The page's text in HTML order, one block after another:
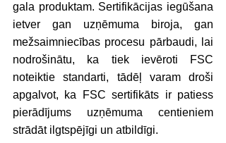
gala produktam. Sertifikācijas iegūšana
ietver gan uzņēmuma biroja, gan
mežsaimniecības procesu pārbaudi, lai
nodrošinātu, ka tiek ievēroti FSC
noteiktie standarti, tādēļ varam droši
apgalvot, ka FSC sertifikāts ir patiess
pierādījums uzņēmuma centieniem
strādāt ilgtspējīgi un atbildīgi.